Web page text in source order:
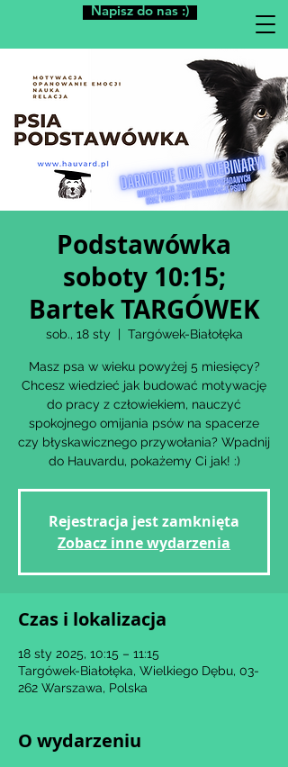
Napisz do nas :)
Podstawówka
soboty 10:15;
Bartek TARGÓWEK
sob., 18 sty
  |
Targówek-Białołęka
Masz psa w wieku powyżej 5 miesięcy?
Chcesz wiedzieć jak budować motywację
do pracy z człowiekiem, nauczyć
spokojnego omijania psów na spacerze
czy błyskawicznego przywołania? Wpadnij
Rejestracja jest zamknięta
Zobacz inne wydarzenia
Czas i lokalizacja
18 sty 2025, 10:15 – 11:15
Targówek-Białołęka, Wielkiego Dębu, 03-
262 Warszawa, Polska
O wydarzeniu